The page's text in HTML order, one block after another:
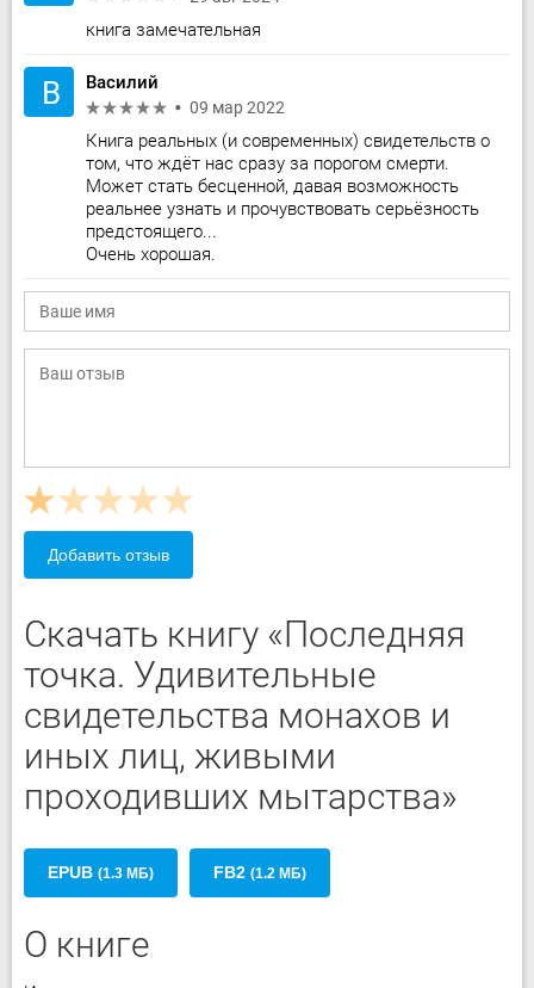
книга замечательная
В Василий
09 мар 2022
Книга реальных (и современных) свидетельств о
том, что ждёт нас сразу за порогом смерти.
Может стать бесценной, давая возможность
реальнее узнать и прочувствовать серьёзность
предстоящего...
Очень хорошая.
Добавить отзыв
Скачать книгу «Последняя
точка. Удивительные
свидетельства монахов и
иных лиц, живыми
проходивших мытарства»
EPUB (1.3 МБ) FB2 (1.2 МБ)
О книге